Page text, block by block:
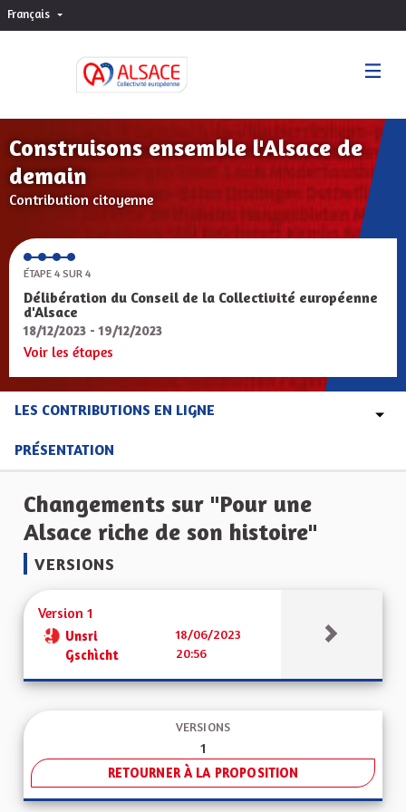
Français Choisir la langue
Construisons ensemble l'Alsace de
demain
Contribution citoyenne
ÉTAPE 4 SUR 4
Délibération du Conseil de la Collectivité européenne
d'Alsace
18/12/2023 - 19/12/2023
Voir les étapes
LES CONTRIBUTIONS EN LIGNE
PRÉSENTATION
Changements sur "Pour une
Alsace riche de son histoire"
VERSIONS
Version 1
Unsri
Gschìcht
18/06/2023
20:56
VERSIONS
1
RETOURNER À LA PROPOSITION